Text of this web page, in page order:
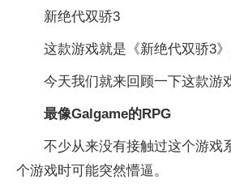
新绝代双骄3
这款游戏就是《新绝代双骄3》
今天我们就来回顾一下这款游
最像Galgame的RPG
不少从来没有接触过这个游戏
个游戏时可能突然懵逼。